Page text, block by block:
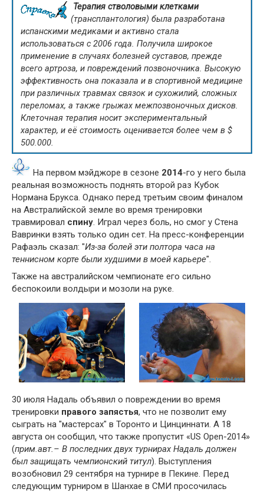
Терапия стволовыми клетками
(трансплантология) была разработана
испанскими медиками и активно стала
использоваться с 2006 года. Получила широкое
применение в случаях болезней суставов, прежде
всего артроза, и повреждений позвоночника. Высокую
эффективность она показала и в спортивной медицине
при различных травмах связок и сухожилий, сложных
переломах, а также грыжах межпозвоночных дисков.
Клеточная терапия носит экспериментальный
характер, и её стоимость оценивается более чем в $
500.000.
На первом мэйджоре в сезоне 2014-го у него была
реальная возможность поднять второй раз Кубок
Нормана Брукса. Однако перед третьим своим финалом
на Австралийской земле во время тренировки
травмировал спину. Играл через боль, но смог у Стена
Вавринки взять только один сет. На пресс-конференции
Рафаэль сказал: "Из-за болей эти полтора часа на
теннисном корте были худшими в моей карьере".
Также на австралийском чемпионате его сильно
беспокоили волдыри и мозоли на руке.
30 июля Надаль объявил о повреждении во время
тренировки правого запястья, что не позволит ему
сыграть на "мастерсах" в Торонто и Цинциннати. А 18
августа он сообщил, что также пропустит «US Open-2014»
(прим.авт.– В последних двух турнирах Надаль должен
был защищать чемпионский титул). Выступления
возобновил 29 сентября на турнире в Пекине. Перед
следующим турниром в Шанхае в СМИ просочилась